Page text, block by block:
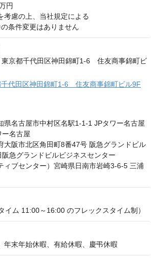
円
考慮の上、当社規定による
条件変更はありません
代田区神田錦町1-6 住友商事錦町ビル9F
県名古屋市中村区名駅1-1-1 JPタワー名古屋
ー名古屋
大阪市北区角田町8番47号 阪急グランドビル
急グランドビルビジネスセンター
ィブセンター）宮崎県日南市岩崎3-6-5 三浦
イム 11:00～16:00 のフレックスタイム制）
年末年始休暇、有給休暇、慶弔休暇